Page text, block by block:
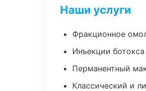
Наши услуги
Фракционное
Инъекции
Перманентный
Классический и